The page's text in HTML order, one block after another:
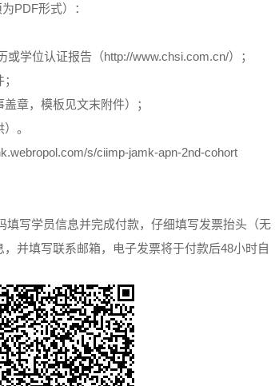
PDF形式）：
学位认证报告（http://www.chsi.com.cn/）；
章，模板见文末附件）；
。
s/ciimp-jamk-apn-2nd-cohort
填写学员信息并完成付款，仔细填写发票抬头（无
并填写联系邮箱，电子发票将于付款后48小时自